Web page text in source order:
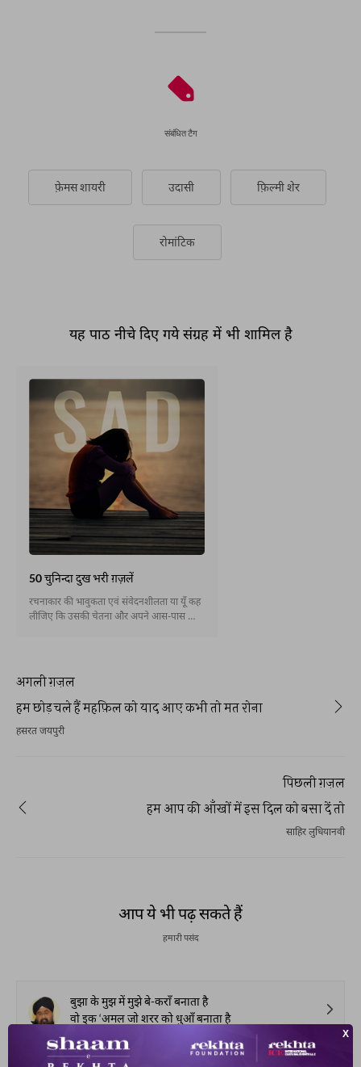
संबंधित टैग
फ़ेमस शायरी उदासी फ़िल्मी शेर
रोमांटिक
यह पाठ नीचे दिए गये संग्रह में भी शामिल है
50 चुनिन्दा दुख भरी ग़ज़लें
रचनाकार की भावुकता एवं संवेदनशीलता या यूँ कह
लीजिए कि उसकी चेतना और अपने आस-पास की
में ये उदासी परंपरागत एवं असफल प्रेम के कारण
नज़र आती है । अस्ल में रचनाकार अपनी रचना में
दुनिया की बे-ढंगी सूरतों को व्यवस्थित करना चाहता
का यही एहसास साहित्य और शायरी में उदासी को
अगली ग़ज़ल
हम छोड़ चले हैं महफ़िल को याद आए कभी तो मत रोना
हसरत जयपुरी
पिछली ग़ज़ल
हम आप की आँखों में इस दिल को बसा दें तो
साहिर लुधियानवी
आप ये भी पढ़ सकते हैं
हमारी पसंद
बुझा के मुझ में मुझे बे-कराँ बनाता है
वो इक ‘अमल जो शरर को धुआँ बनाता है
ख़ुशबीर सिंह शाद